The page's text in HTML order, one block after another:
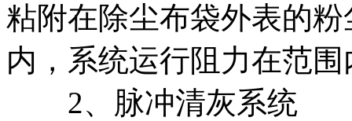
粘附在除尘布袋外表的
内，系统运行阻力在范
2、脉冲清灰系统